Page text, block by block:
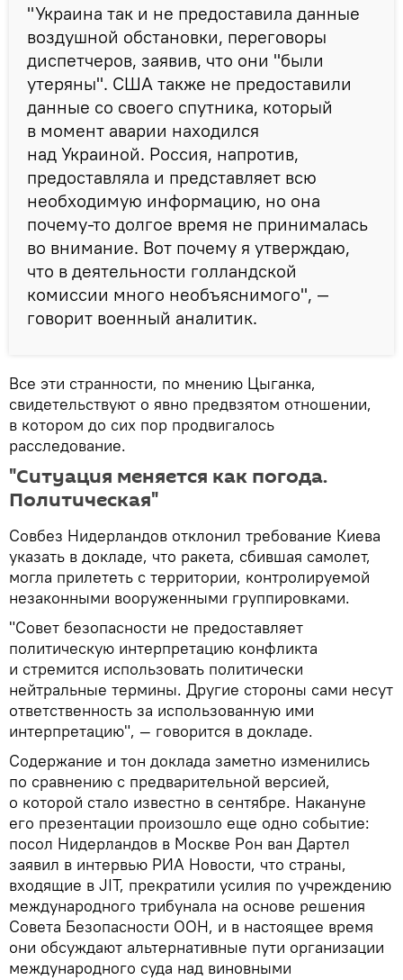
"Украина так и не предоставила данные
воздушной обстановки, переговоры
диспетчеров, заявив, что они "были
утеряны". США также не предоставили
данные со своего спутника, который
в момент аварии находился
над Украиной. Россия, напротив,
предоставляла и представляет всю
необходимую информацию, но она
почему-то долгое время не принималась
во внимание. Вот почему я утверждаю,
что в деятельности голландской
комиссии много необъяснимого", —
говорит военный аналитик.
Все эти странности, по мнению Цыганка,
свидетельствуют о явно предвзятом отношении,
в котором до сих пор продвигалось
расследование.
"Ситуация меняется как погода.
Политическая"
Совбез Нидерландов отклонил требование Киева
указать в докладе, что ракета, сбившая самолет,
могла прилететь с территории, контролируемой
незаконными вооруженными группировками.
"Совет безопасности не предоставляет
политическую интерпретацию конфликта
и стремится использовать политически
нейтральные термины. Другие стороны сами несут
ответственность за использованную ими
интерпретацию", — говорится в докладе.
Содержание и тон доклада заметно изменились
по сравнению с предварительной версией,
о которой стало известно в сентябре. Накануне
его презентации произошло еще одно событие:
посол Нидерландов в Москве Рон ван Дартел
заявил в интервью РИА Новости, что страны,
входящие в JIT, прекратили усилия по учреждению
международного трибунала на основе решения
Совета Безопасности ООН, и в настоящее время
они обсуждают альтернативные пути организации
международного суда над виновными